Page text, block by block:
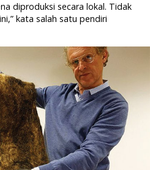
diproduksi secara lokal. Tidak
kata salah satu pendiri